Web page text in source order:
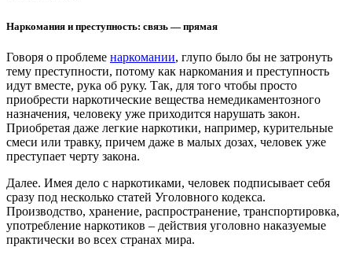
Наркомания и преступность: связь — прямая
Говоря о проблеме наркомании, глупо было бы не затронуть
тему преступности, потому как наркомания и преступность
идут вместе, рука об руку. Так, для того чтобы просто
приобрести наркотические вещества немедикаментозного
назначения, человеку уже приходится нарушать закон.
Приобретая даже легкие наркотики, например, курительные
смеси или травку, причем даже в малых дозах, человек уже
преступает черту закона.
Далее. Имея дело с наркотиками, человек подписывает себя
сразу под несколько статей Уголовного кодекса.
Производство, хранение, распространение, транспортировка,
употребление наркотиков – действия уголовно наказуемые
практически во всех странах мира.